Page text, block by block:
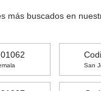
más buscados en
San